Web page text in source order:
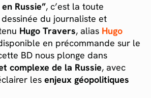
Russie”, c’est la toute
du journaliste et
Hugo Travers, alias Hugo
en précommande sur le
BD nous plonge dans
complexe de la Russie, avec
les enjeux géopolitiques